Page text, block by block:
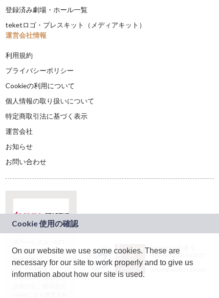
登録済み劇場・ホール一覧
teketロゴ・プレスキット（メディアキット）
運営会社情報
利用規約
プライバシーポリシー
Cookieの利用について
個人情報の取り扱いについて
特定商取引法に基づく表示
運営会社
お知らせ
お問い合わせ
ドコモグループの新
規事業創出プログラ
ム「docomo
STARTUP」を通じて
JASRAC許諾番号：
9024936001Y45037
JASRAC許諾番号：
On our website we use some cookies. These are
necessary for our site to work properly and to give us
information about how our site is used.